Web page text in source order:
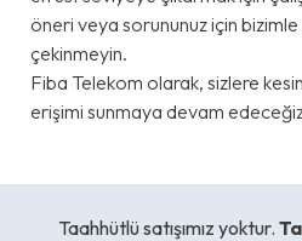
öneri veya sorununuz için
çekinmeyin.
Fiba Telekom olarak, sizlere
erişimi sunmaya devam
Taahhütlü satışımız yoktur.